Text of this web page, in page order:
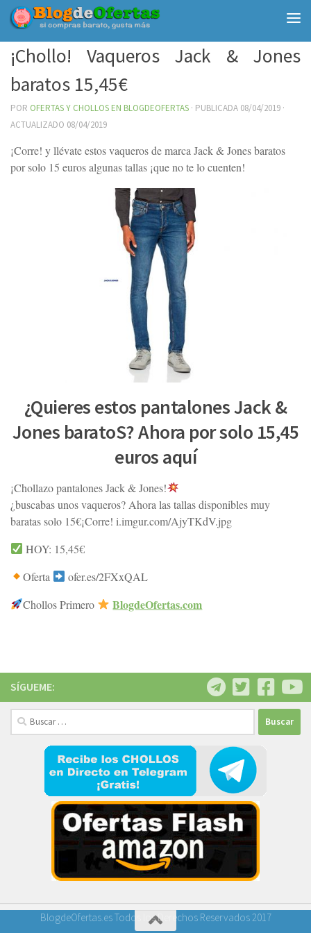
Debajo del contenido
¡Chollo! Vaqueros Jack & Jones
baratos 15,45€
POR OFERTAS Y CHOLLOS EN BLOGDEOFERTAS · PUBLICADA 08/04/2019 ·
ACTUALIZADO 08/04/2019
¡Corre! y llévate estos vaqueros de marca Jack & Jones baratos
por solo 15 euros algunas tallas ¡que no te lo cuenten!
¿Quieres estos pantalones Jack &
Jones baratoS? Ahora por solo 15,45
euros aquí
¡Chollazo pantalones Jack & Jones!
¿buscabas unos vaqueros? Ahora las tallas disponibles muy
baratas solo 15€¡Corre! i.imgur.com/AjyTKdV.jpg
HOY: 15,45€
Oferta
ofer.es/2FXxQAL
Chollos Primero
BlogdeOfertas.com
SÍGUEME:
Buscar:
BlogdeOfertas.es Todos los Derechos Reservados 2017